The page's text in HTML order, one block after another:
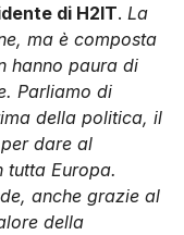
di H2IT. La
ma è composta
hanno paura di
Parliamo di
della politica, il
dare al
tutta Europa.
anche grazie al
della